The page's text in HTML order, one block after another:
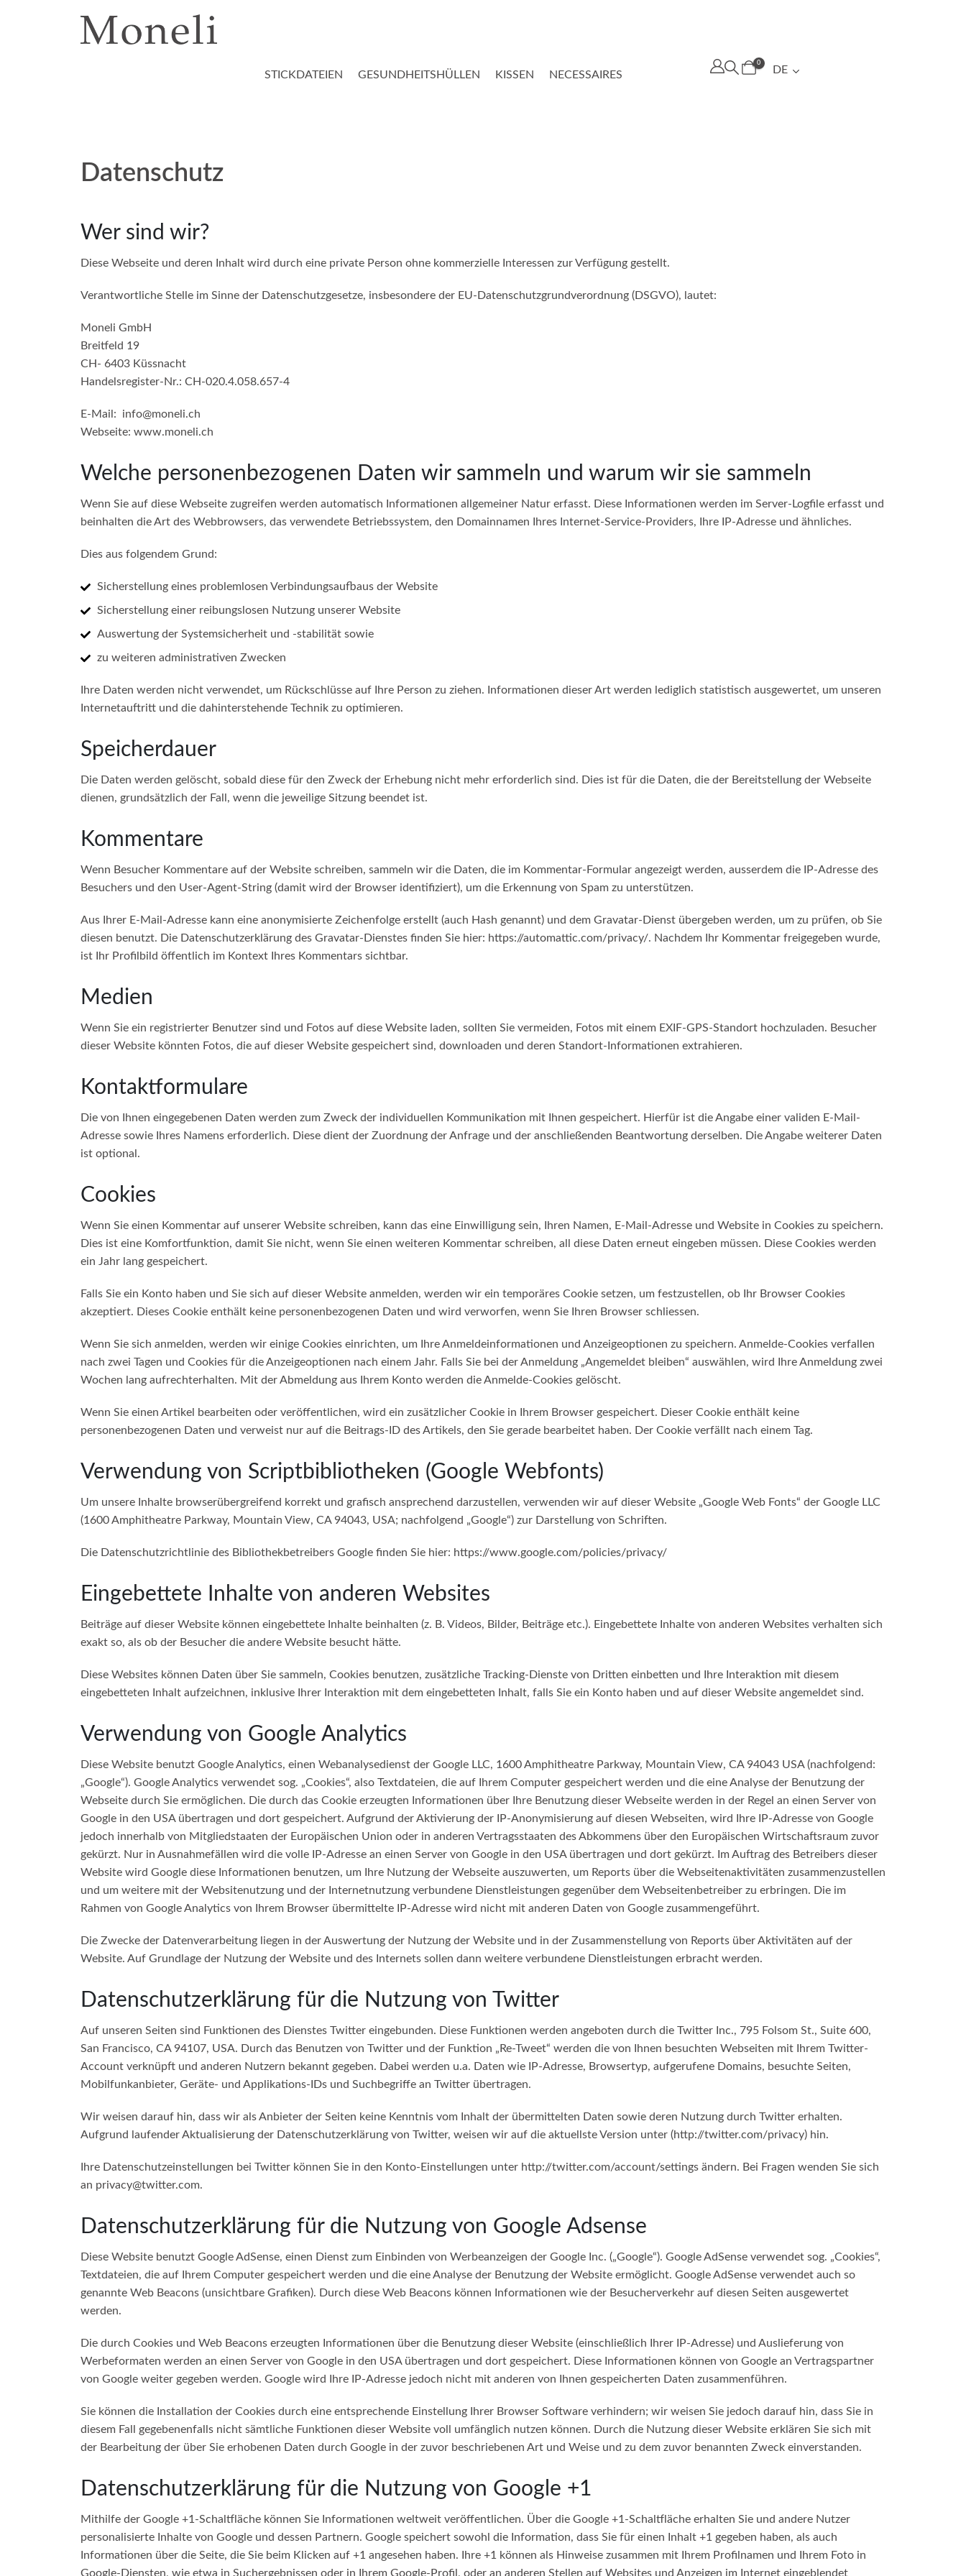
STICKDATEIEN GESUNDHEITSHÜLLEN KISSEN NECESSAIRES
0
DE
Datenschutz
Wer sind wir?
Diese Webseite und deren Inhalt wird durch eine private Person ohne kommerzielle Interessen zur Verfügung gestellt.
Verantwortliche Stelle im Sinne der Datenschutzgesetze, insbesondere der EU-Datenschutzgrundverordnung (DSGVO), lautet:
Moneli GmbH
Breitfeld 19
CH- 6403 Küssnacht
Handelsregister-Nr.: CH-020.4.058.657-4
E-Mail: info@moneli.ch
Webseite: www.moneli.ch
Welche personenbezogenen Daten wir sammeln und warum wir sie sammeln
Wenn Sie auf diese Webseite zugreifen werden automatisch Informationen allgemeiner Natur erfasst. Diese Informationen werden im Server-Logfile erfasst und
beinhalten die Art des Webbrowsers, das verwendete Betriebssystem, den Domainnamen Ihres Internet-Service-Providers, Ihre IP-Adresse und ähnliches.
Dies aus folgendem Grund:
Sicherstellung eines problemlosen Verbindungsaufbaus der Website
Sicherstellung einer reibungslosen Nutzung unserer Website
Auswertung der Systemsicherheit und -stabilität sowie
zu weiteren administrativen Zwecken
Ihre Daten werden nicht verwendet, um Rückschlüsse auf Ihre Person zu ziehen. Informationen dieser Art werden lediglich statistisch ausgewertet, um unseren
Internetauftritt und die dahinterstehende Technik zu optimieren.
Speicherdauer
Die Daten werden gelöscht, sobald diese für den Zweck der Erhebung nicht mehr erforderlich sind. Dies ist für die Daten, die der Bereitstellung der Webseite
dienen, grundsätzlich der Fall, wenn die jeweilige Sitzung beendet ist.
Kommentare
Wenn Besucher Kommentare auf der Website schreiben, sammeln wir die Daten, die im Kommentar-Formular angezeigt werden, ausserdem die IP-Adresse des
Besuchers und den User-Agent-String (damit wird der Browser identifiziert), um die Erkennung von Spam zu unterstützen.
Aus Ihrer E-Mail-Adresse kann eine anonymisierte Zeichenfolge erstellt (auch Hash genannt) und dem Gravatar-Dienst übergeben werden, um zu prüfen, ob Sie
diesen benutzt. Die Datenschutzerklärung des Gravatar-Dienstes finden Sie hier: https://automattic.com/privacy/. Nachdem Ihr Kommentar freigegeben wurde,
ist Ihr Profilbild öffentlich im Kontext Ihres Kommentars sichtbar.
Medien
Wenn Sie ein registrierter Benutzer sind und Fotos auf diese Website laden, sollten Sie vermeiden, Fotos mit einem EXIF-GPS-Standort hochzuladen. Besucher
dieser Website könnten Fotos, die auf dieser Website gespeichert sind, downloaden und deren Standort-Informationen extrahieren.
Kontaktformulare
Die von Ihnen eingegebenen Daten werden zum Zweck der individuellen Kommunikation mit Ihnen gespeichert. Hierfür ist die Angabe einer validen E-Mail-
Adresse sowie Ihres Namens erforderlich. Diese dient der Zuordnung der Anfrage und der anschließenden Beantwortung derselben. Die Angabe weiterer Daten
ist optional.
Cookies
Wenn Sie einen Kommentar auf unserer Website schreiben, kann das eine Einwilligung sein, Ihren Namen, E-Mail-Adresse und Website in Cookies zu speichern.
Dies ist eine Komfortfunktion, damit Sie nicht, wenn Sie einen weiteren Kommentar schreiben, all diese Daten erneut eingeben müssen. Diese Cookies werden
ein Jahr lang gespeichert.
Falls Sie ein Konto haben und Sie sich auf dieser Website anmelden, werden wir ein temporäres Cookie setzen, um festzustellen, ob Ihr Browser Cookies
akzeptiert. Dieses Cookie enthält keine personenbezogenen Daten und wird verworfen, wenn Sie Ihren Browser schliessen.
Wenn Sie sich anmelden, werden wir einige Cookies einrichten, um Ihre Anmeldeinformationen und Anzeigeoptionen zu speichern. Anmelde-Cookies verfallen
nach zwei Tagen und Cookies für die Anzeigeoptionen nach einem Jahr. Falls Sie bei der Anmeldung „Angemeldet bleiben“ auswählen, wird Ihre Anmeldung zwei
Wochen lang aufrechterhalten. Mit der Abmeldung aus Ihrem Konto werden die Anmelde-Cookies gelöscht.
Wenn Sie einen Artikel bearbeiten oder veröffentlichen, wird ein zusätzlicher Cookie in Ihrem Browser gespeichert. Dieser Cookie enthält keine
personenbezogenen Daten und verweist nur auf die Beitrags-ID des Artikels, den Sie gerade bearbeitet haben. Der Cookie verfällt nach einem Tag.
Verwendung von Scriptbibliotheken (Google Webfonts)
Um unsere Inhalte browserübergreifend korrekt und grafisch ansprechend darzustellen, verwenden wir auf dieser Website „Google Web Fonts“ der Google LLC
(1600 Amphitheatre Parkway, Mountain View, CA 94043, USA; nachfolgend „Google“) zur Darstellung von Schriften.
Die Datenschutzrichtlinie des Bibliothekbetreibers Google finden Sie hier: https://www.google.com/policies/privacy/
Eingebettete Inhalte von anderen Websites
Beiträge auf dieser Website können eingebettete Inhalte beinhalten (z. B. Videos, Bilder, Beiträge etc.). Eingebettete Inhalte von anderen Websites verhalten sich
exakt so, als ob der Besucher die andere Website besucht hätte.
Diese Websites können Daten über Sie sammeln, Cookies benutzen, zusätzliche Tracking-Dienste von Dritten einbetten und Ihre Interaktion mit diesem
eingebetteten Inhalt aufzeichnen, inklusive Ihrer Interaktion mit dem eingebetteten Inhalt, falls Sie ein Konto haben und auf dieser Website angemeldet sind.
Verwendung von Google Analytics
Diese Website benutzt Google Analytics, einen Webanalysedienst der Google LLC, 1600 Amphitheatre Parkway, Mountain View, CA 94043 USA (nachfolgend:
„Google“). Google Analytics verwendet sog. „Cookies“, also Textdateien, die auf Ihrem Computer gespeichert werden und die eine Analyse der Benutzung der
Webseite durch Sie ermöglichen. Die durch das Cookie erzeugten Informationen über Ihre Benutzung dieser Webseite werden in der Regel an einen Server von
Google in den USA übertragen und dort gespeichert. Aufgrund der Aktivierung der IP-Anonymisierung auf diesen Webseiten, wird Ihre IP-Adresse von Google
jedoch innerhalb von Mitgliedstaaten der Europäischen Union oder in anderen Vertragsstaaten des Abkommens über den Europäischen Wirtschaftsraum zuvor
gekürzt. Nur in Ausnahmefällen wird die volle IP-Adresse an einen Server von Google in den USA übertragen und dort gekürzt. Im Auftrag des Betreibers dieser
Website wird Google diese Informationen benutzen, um Ihre Nutzung der Webseite auszuwerten, um Reports über die Webseitenaktivitäten zusammenzustellen
und um weitere mit der Websitenutzung und der Internetnutzung verbundene Dienstleistungen gegenüber dem Webseitenbetreiber zu erbringen. Die im
Rahmen von Google Analytics von Ihrem Browser übermittelte IP-Adresse wird nicht mit anderen Daten von Google zusammengeführt.
Die Zwecke der Datenverarbeitung liegen in der Auswertung der Nutzung der Website und in der Zusammenstellung von Reports über Aktivitäten auf der
Website. Auf Grundlage der Nutzung der Website und des Internets sollen dann weitere verbundene Dienstleistungen erbracht werden.
Datenschutzerklärung für die Nutzung von Twitter
Auf unseren Seiten sind Funktionen des Dienstes Twitter eingebunden. Diese Funktionen werden angeboten durch die Twitter Inc., 795 Folsom St., Suite 600,
San Francisco, CA 94107, USA. Durch das Benutzen von Twitter und der Funktion „Re-Tweet“ werden die von Ihnen besuchten Webseiten mit Ihrem Twitter-
Account verknüpft und anderen Nutzern bekannt gegeben. Dabei werden u.a. Daten wie IP-Adresse, Browsertyp, aufgerufene Domains, besuchte Seiten,
Mobilfunkanbieter, Geräte- und Applikations-IDs und Suchbegriffe an Twitter übertragen.
Wir weisen darauf hin, dass wir als Anbieter der Seiten keine Kenntnis vom Inhalt der übermittelten Daten sowie deren Nutzung durch Twitter erhalten.
Aufgrund laufender Aktualisierung der Datenschutzerklärung von Twitter, weisen wir auf die aktuellste Version unter (http://twitter.com/privacy) hin.
Ihre Datenschutzeinstellungen bei Twitter können Sie in den Konto-Einstellungen unter http://twitter.com/account/settings ändern. Bei Fragen wenden Sie sich
an privacy@twitter.com.
Datenschutzerklärung für die Nutzung von Google Adsense
Diese Website benutzt Google AdSense, einen Dienst zum Einbinden von Werbeanzeigen der Google Inc. („Google“). Google AdSense verwendet sog. „Cookies“,
Textdateien, die auf Ihrem Computer gespeichert werden und die eine Analyse der Benutzung der Website ermöglicht. Google AdSense verwendet auch so
genannte Web Beacons (unsichtbare Grafiken). Durch diese Web Beacons können Informationen wie der Besucherverkehr auf diesen Seiten ausgewertet
werden.
Die durch Cookies und Web Beacons erzeugten Informationen über die Benutzung dieser Website (einschließlich Ihrer IP-Adresse) und Auslieferung von
Werbeformaten werden an einen Server von Google in den USA übertragen und dort gespeichert. Diese Informationen können von Google an Vertragspartner
von Google weiter gegeben werden. Google wird Ihre IP-Adresse jedoch nicht mit anderen von Ihnen gespeicherten Daten zusammenführen.
Sie können die Installation der Cookies durch eine entsprechende Einstellung Ihrer Browser Software verhindern; wir weisen Sie jedoch darauf hin, dass Sie in
diesem Fall gegebenenfalls nicht sämtliche Funktionen dieser Website voll umfänglich nutzen können. Durch die Nutzung dieser Website erklären Sie sich mit
der Bearbeitung der über Sie erhobenen Daten durch Google in der zuvor beschriebenen Art und Weise und zu dem zuvor benannten Zweck einverstanden.
Datenschutzerklärung für die Nutzung von Google +1
Mithilfe der Google +1-Schaltfläche können Sie Informationen weltweit veröffentlichen. Über die Google +1-Schaltfläche erhalten Sie und andere Nutzer
personalisierte Inhalte von Google und dessen Partnern. Google speichert sowohl die Information, dass Sie für einen Inhalt +1 gegeben haben, als auch
Informationen über die Seite, die Sie beim Klicken auf +1 angesehen haben. Ihre +1 können als Hinweise zusammen mit Ihrem Profilnamen und Ihrem Foto in
Google-Diensten, wie etwa in Suchergebnissen oder in Ihrem Google-Profil, oder an anderen Stellen auf Websites und Anzeigen im Internet eingeblendet